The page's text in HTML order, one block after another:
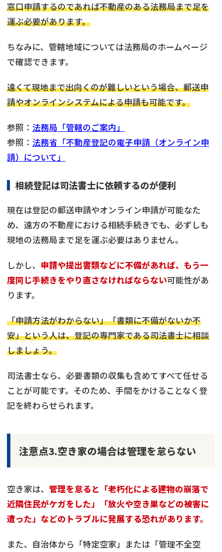
窓口申請するのであれば不動産のある法務局まで足を
運ぶ必要があります。
ちなみに、管轄地域については法務局のホームページ
で確認できます。
遠くて現地まで出向くのが難しいという場合、郵送申
請やオンラインシステムによる申請も可能です。
参照： 法務局「管轄のご案内」
参照： 法務省「不動産登記の電子申請（オンライン申
請）について」
相続登記は司法書士に依頼するのが便利
現在は登記の郵送申請やオンライン申請が可能なた
め、遠方の不動産における相続手続きでも、必ずしも
現地の法務局まで足を運ぶ必要はありません。
しかし、 申請や提出書類などに不備があれば、もう一
度同じ手続きをやり直さなければならない可能性があ
ります。
「申請方法がわからない」「書類に不備がないか不
安」という人は、登記の専門家である司法書士に相談
しましょう。
司法書士なら、必要書類の収集も含めてすべて任せる
ことが可能です。そのため、手間をかけることなく登
記を終わらせられます。
注意点3.空き家の場合は管理を怠らない
空き家は、 管理を怠ると「老朽化による建物の崩落で
近隣住民がケガをした」「放火や空き巣などの被害に
遭った」などのトラブルに発展する恐れがあります。
また、自治体から「特定空家」または「管理不全空